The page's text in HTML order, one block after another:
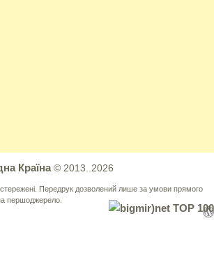
Країна© 2013..2026
Передрук дозволений лише за умови прямого
першоджерело.